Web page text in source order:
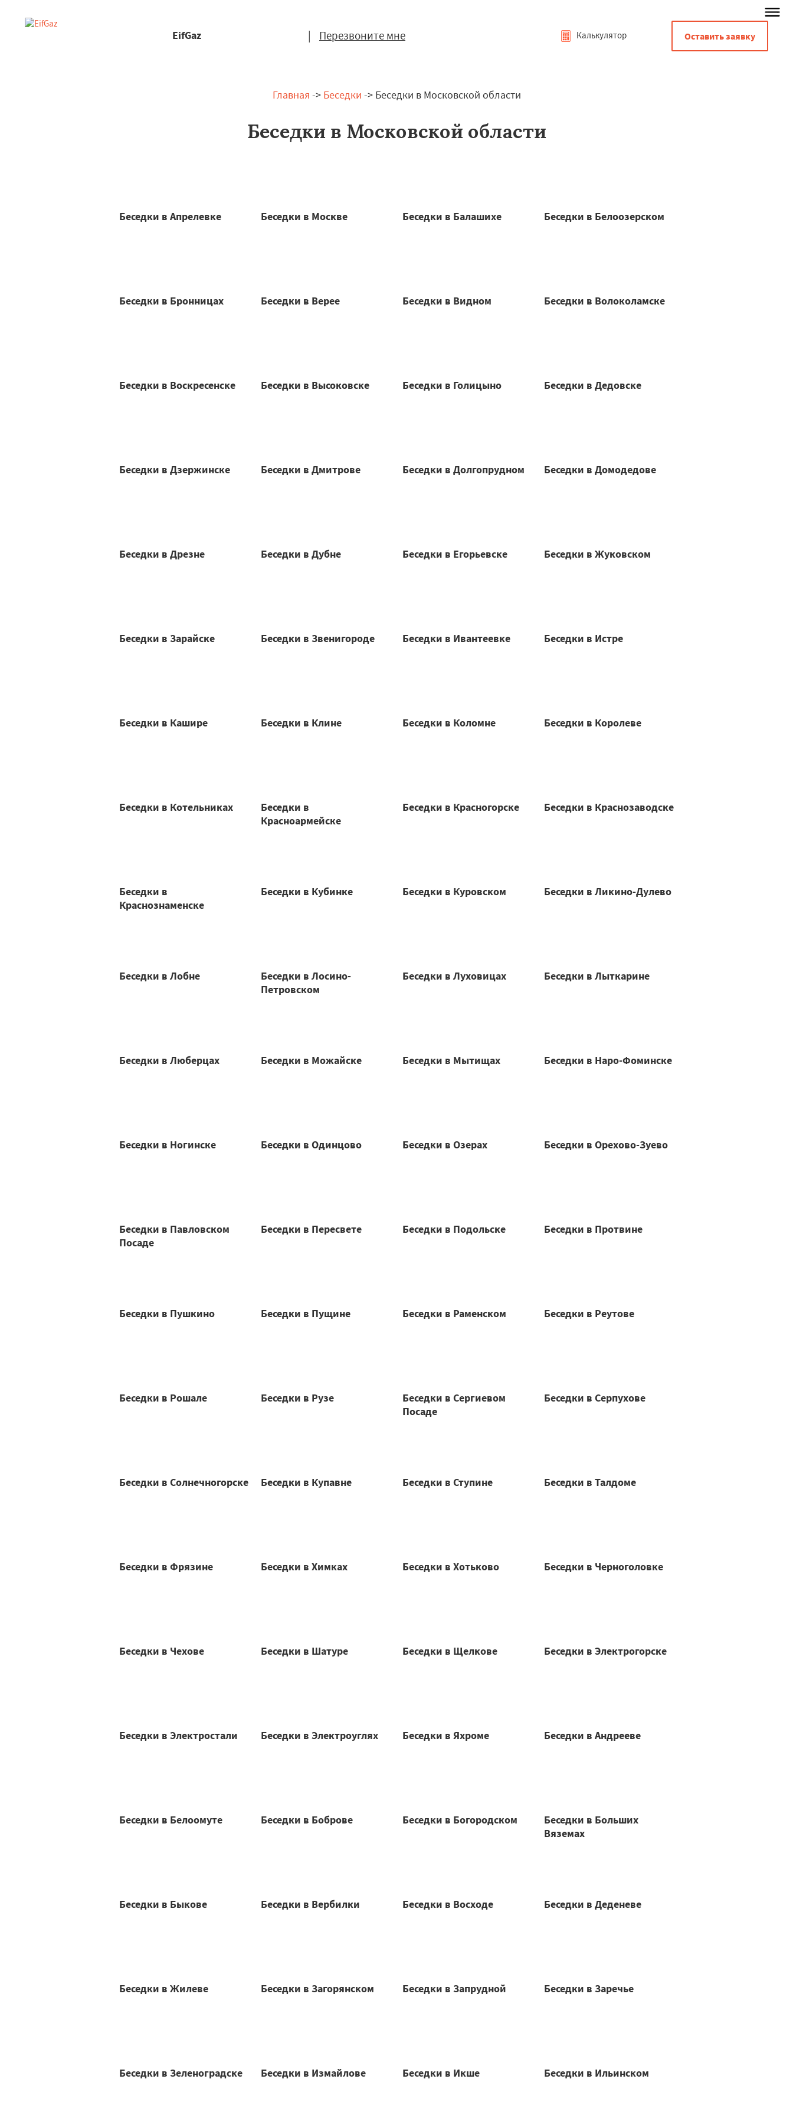
EifGaz | Перезвоните мне Калькулятор Оставить заявку
Главная -> Беседки -> Беседки в Московской области
Беседки в Московской области
Беседки в Апрелевке Беседки в Москве Беседки в Балашихе Беседки в Белоозерском
Беседки в Бронницах Беседки в Верее Беседки в Видном Беседки в Волоколамске
Беседки в Воскресенске Беседки в Высоковске Беседки в Голицыно Беседки в Дедовске
Беседки в Дзержинске Беседки в Дмитрове Беседки в Долгопрудном Беседки в Домодедове
Беседки в Дрезне Беседки в Дубне Беседки в Егорьевске Беседки в Жуковском
Беседки в Зарайске Беседки в Звенигороде Беседки в Ивантеевке Беседки в Истре
Беседки в Кашире Беседки в Клине Беседки в Коломне Беседки в Королеве
Беседки в Котельниках
Беседки в
Красноармейске
Беседки в Красногорске Беседки в Краснозаводске
Беседки в
Краснознаменске
Беседки в Кубинке Беседки в Куровском Беседки в Ликино-Дулево
Беседки в Лобне
Беседки в Лосино-
Петровском
Беседки в Луховицах Беседки в Лыткарине
Беседки в Люберцах Беседки в Можайске Беседки в Мытищах Беседки в Наро-Фоминске
Беседки в Ногинске Беседки в Одинцово Беседки в Озерах Беседки в Орехово-Зуево
Беседки в Павловском
Посаде
Беседки в Пересвете Беседки в Подольске Беседки в Протвине
Беседки в Пушкино Беседки в Пущине Беседки в Раменском Беседки в Реутове
Беседки в Рошале Беседки в Рузе
Беседки в Сергиевом
Посаде
Беседки в Серпухове
Беседки в Солнечногорске Беседки в Купавне Беседки в Ступине Беседки в Талдоме
Беседки в Фрязине Беседки в Химках Беседки в Хотьково Беседки в Черноголовке
Беседки в Чехове Беседки в Шатуре Беседки в Щелкове Беседки в Электрогорске
Беседки в Электростали Беседки в Электроуглях Беседки в Яхроме Беседки в Андрееве
Беседки в Белоомуте Беседки в Боброве Беседки в Богородском
Беседки в Больших
Вяземах
Беседки в Быкове Беседки в Вербилки Беседки в Восходе Беседки в Деденеве
Беседки в Жилеве Беседки в Загорянском Беседки в Запрудной Беседки в Заречье
Беседки в Зеленоградске Беседки в Измайлове Беседки в Икше Беседки в Ильинском